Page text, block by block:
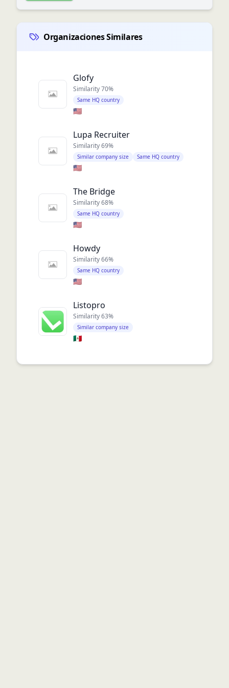
Organizaciones Similares
Glofy
Similarity70%
Same HQ country
🇺🇸
Lupa Recruiter
Similarity69%
Similar company size Same HQ country
🇺🇸
The Bridge
Similarity68%
Same HQ country
🇺🇸
Howdy
Similarity66%
Same HQ country
🇺🇸
Listopro
Similarity63%
Similar company size
🇲🇽